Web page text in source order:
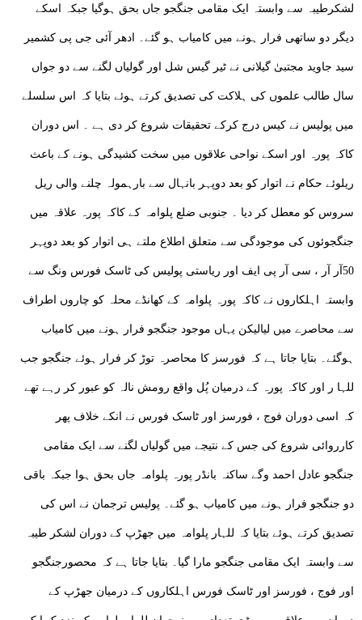
لشکرطیبہ سے وابستہ ایک مقامی جنگجو جاں بحق ہوگیا جبکہ اسکے
دیگر دو ساتھی فرار ہونے میں کامیاب ہو گئے۔ ادھر آئی جی پی کشمیر
سید جاوید مجتبیٰ گیلانی نے ٹیر گیس شل اور گولیاں لگنے سے دو جواں
سال طالب علموں کی ہلاکت کی تصدیق کرتے ہوئے بتایا کہ اس سلسلے
میں پولیس نے کیس درج کرکے تحقیقات شروع کر دی ہے ۔ اس دوران
کاکہ پورہ اور اسکے نواحی علاقوں میں سخت کشیدگی ہونے کے باعث
ریلوئے حکام نے اتوار کو بعد دوپہر بانہال سے بارہمولہ چلنے والی ریل
سروس کو معطل کر دیا ۔ جنوبی ضلع پلوامہ کے کاکہ پورہ علاقہ میں
جنگجوئوں کی موجودگی سے متعلق اطلاع ملتے ہی اتوار کو بعد دوپہر
50آر آر ، سی آر پی ایف اور ریاستی پولیس کی ٹاسک فورس ونگ سے
وابستہ اہلکاروں نے کاکہ پورہ پلوامہ کے کھانڈے محلہ کو چاروں اطراف
سے محاصرے میں لیالیکن یہاں موجود جنگجو فرار ہونے میں کامیاب
ہوگئے۔ بتایا جاتا ہے کہ فورسز کا محاصرہ توڑ کر فرار ہوئے جنگجو جب
للہا ر اور کاکہ پورہ کے درمیان پُل واقع رومش نالہ کو عبور کر رہے تھے
کہ اسی دوران فوج ، فورسز اور ٹاسک فورس نے انکے خلاف پھر
کارروائی شروع کی جس کے نتیجے میں گولیاں لگنے سے ایک مقامی
جنگجو عادل احمد وگے ساکنہ بانڈر پورہ پلوامہ جاں بحق ہوا جبکہ باقی
دو جنگجو فرار ہونے میں کامیاب ہو گئے۔ پولیس ترجمان نے اس کی
تصدیق کرتے ہوئے بتایا کہ للہار پلوامہ میں جھڑپ کے دوران لشکر طیبہ
سے وابستہ ایک مقامی جنگجو مارا گیا۔ بتایا جاتا ہے کہ محصورجنگجو
اور فوج ، فورسز اور ٹاسک فورس اہلکاروں کے درمیان جھڑپ کے